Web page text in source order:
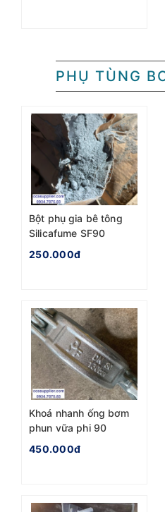
PHỤ TÙNG
Bột phụ gia bê tông
Silicafume SF90
250.000đ
Khoá nhanh ống bơm
phun vữa phi 90
450.000đ